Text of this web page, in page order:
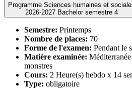
Programme Sciences humaines et
2026-2027 Bachelor semestre 4
Semestre: Printemps
Nombre de places: 70
Forme de l'examen: Pendant le
Matière examinée:
monstres
Cours: 2 Heure(s) hebdo x 14
Type: obligatoire